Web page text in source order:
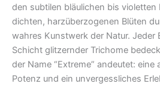
den subtilen bläulichen bis violetten
dichten, harzüberzogenen Blüten
wahres Kunstwerk der Natur. Jeder
Schicht glitzernder Trichome
der Name “Extreme” andeutet:
Potenz und ein unvergessliches